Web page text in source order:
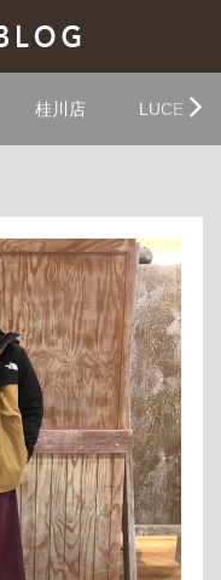
桂川店 LUCE